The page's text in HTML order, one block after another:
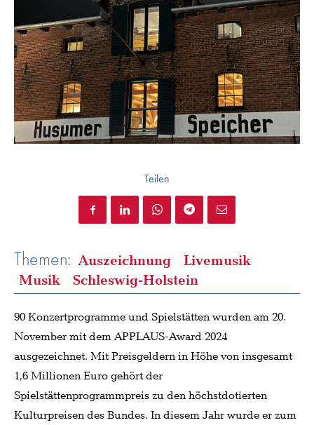
Teilen
Themen: Auszeichnung
Livemusik
Musik
Schleswig-Holstein
90 Konzertprogramme und Spielstätten wurden am 20.
November mit dem APPLAUS-Award 2024
ausgezeichnet. Mit Preisgeldern in Höhe von insgesamt
1,6 Millionen Euro gehört der
Spielstättenprogrammpreis zu den höchstdotierten
Kulturpreisen des Bundes. In diesem Jahr wurde er zum